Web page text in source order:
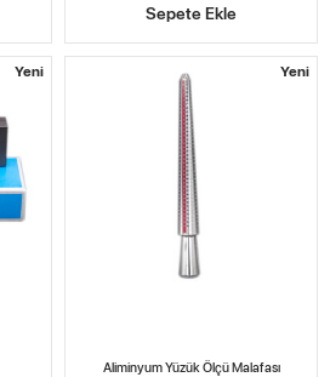
Sepete Ekle
Yeni Yeni
Aliminyum Yüzük Ölçü Malafası